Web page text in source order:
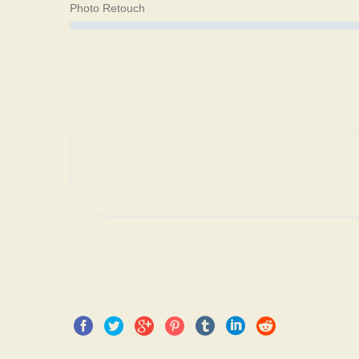
Photo Retouch